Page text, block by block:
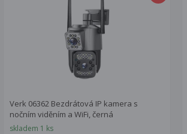
Verk 06362 Bezdrátová IP kamera s
nočním viděním a WiFi, černá
skladem 1 ks